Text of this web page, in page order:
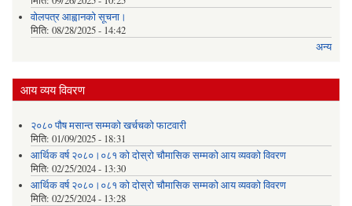
वोलपत्र आह्वानको सूचना।
मिति: 08/28/2025 - 14:42
अन्य
आय व्यय विवरण
२०८० पौष मसान्त सम्मको खर्चचको फाटवारी
मिति: 01/09/2025 - 18:31
आर्थिक वर्ष २०८०।०८१ को दोस्रो चौमासिक सम्मको आय व्यवको विवरण
मिति: 02/25/2024 - 13:30
आर्थिक वर्ष २०८०।०८१ को दोस्रो चौमासिक सम्मको आय व्यवको विवरण
मिति: 02/25/2024 - 13:28